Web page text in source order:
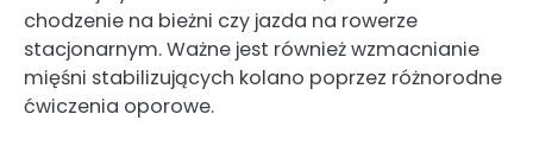
chodzenie na bieżni czy jazda na rowerze
stacjonarnym. Ważne jest również wzmacnianie
mięśni stabilizujących kolano poprzez różnorodne
ćwiczenia oporowe.